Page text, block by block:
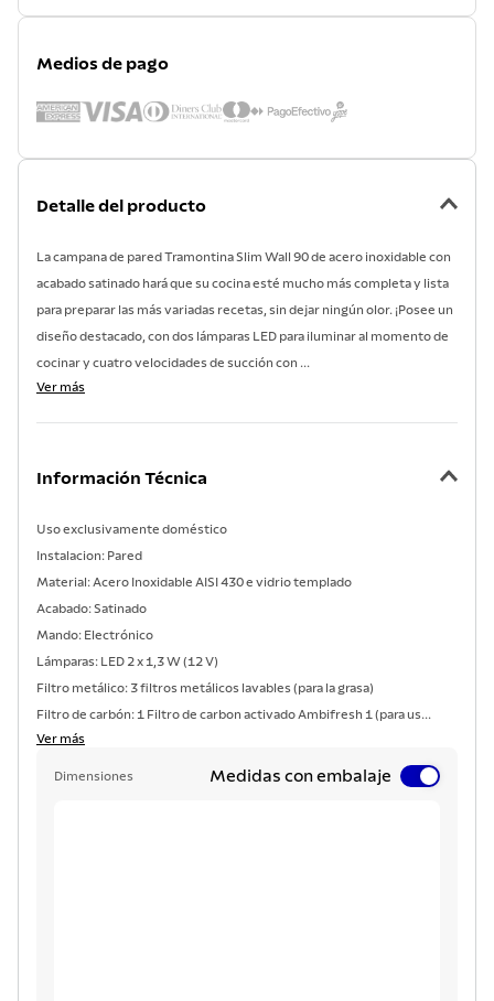
Medios de pago
Detalle del producto
La campana de pared Tramontina Slim Wall 90 de acero inoxidable con
acabado satinado hará que su cocina esté mucho más completa y lista
para preparar las más variadas recetas, sin dejar ningún olor. ¡Posee un
diseño destacado, con dos lámparas LED para iluminar al momento de
cocinar y cuatro velocidades de succión con ...
Ver más
Información Técnica
Uso exclusivamente doméstico
Instalacion: Pared
Material: Acero Inoxidable AISI 430 e vidrio templado
Acabado: Satinado
Mando: Electrónico
Lámparas: LED 2 x 1,3 W (12 V)
Filtro metálico: 3 filtros metálicos lavables (para la grasa)
Filtro de carbón: 1 Filtro de carbon activado Ambifresh 1 (para us...
Ver más
Dimensiones Medidas con embalaje